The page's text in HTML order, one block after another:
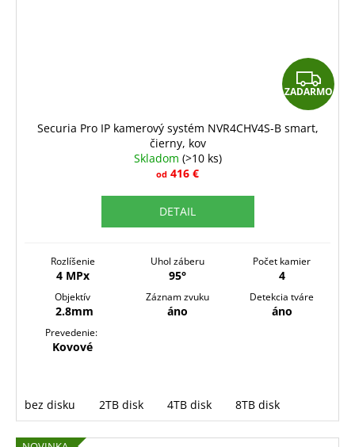
Z
A
ZADARMO
Securia Pro IP kamerový systém NVR4CHV4S-B smart,
čierny, kov
Skladom (>10 ks)
od 416 €
DETAIL
Rozlíšenie
4 MPx
Uhol záberu
95°
Počet kamier
4
Objektív
2.8mm
Záznam zvuku
áno
Detekcia tváre
áno
Prevedenie:
Kovové
bez disku 2TB disk 4TB disk 8TB disk